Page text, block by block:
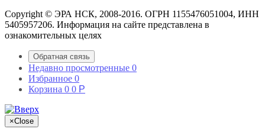
Copyright © ЭРА НСК, 2008-2016. ОГРН 1155476051004, ИНН
5405957206. Информация на сайте представлена в
ознакомительных целях
Обратная связь
Недавно просмотренные 0
Избранное 0
Корзина 0 0 Р
×Close